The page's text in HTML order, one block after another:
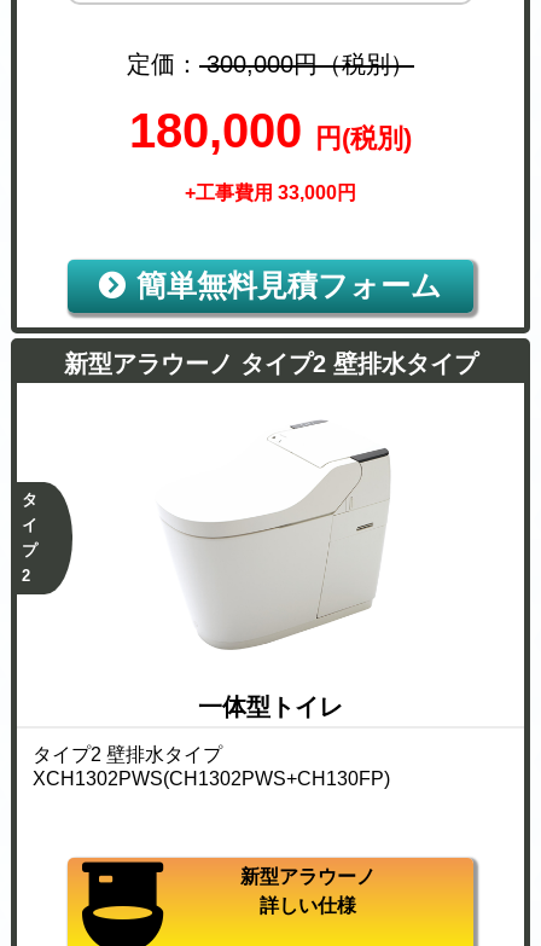
定価： 300,000円（税別）
180,000 円(税別)
+工事費用 33,000円
簡単無料見積フォーム
タ
イ
プ
2
新型アラウーノ タイプ2 壁排水タイプ
一体型トイレ
タイプ2 壁排水タイプ
XCH1302PWS(CH1302PWS+CH130FP)
新型アラウーノ
詳しい仕様